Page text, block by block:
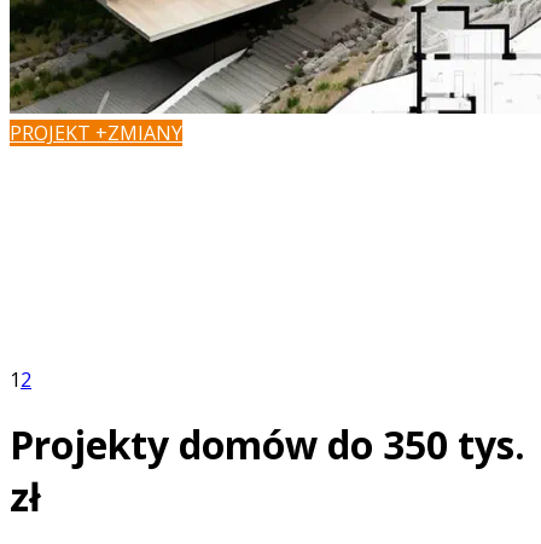
PROJEKT +ZMIANY
12
Projekty domów do 350 tys.
zł